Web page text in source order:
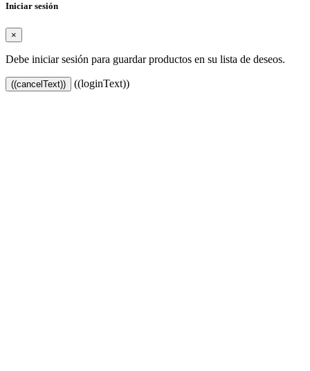
Iniciar sesión
×
Debe iniciar sesión para guardar productos en su lista de deseos.
((cancelText)) ((loginText))